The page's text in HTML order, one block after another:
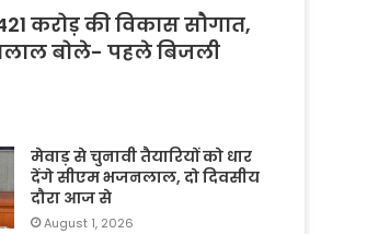
करोड़ की विकास सौगात,
बोले- पहले बिजली
मेवाड़ से चुनावी तैयारियों को धार
देंगे सीएम भजनलाल, दो दिवसीय
दौरा आज से
August 1, 2026